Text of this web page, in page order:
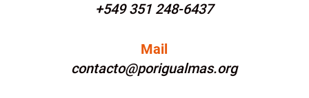
+549 351 248-6437
Mail
contacto@porigualmas.org